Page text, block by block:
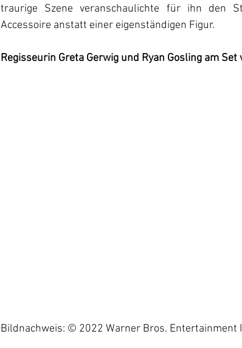
traurige Szene veranschaulichte für ihn den
Accessoire anstatt einer eigenständigen Figur.
Regisseurin Greta Gerwig und Ryan Gosling am Set
Bildnachweis: © 2022 Warner Bros. Entertainment